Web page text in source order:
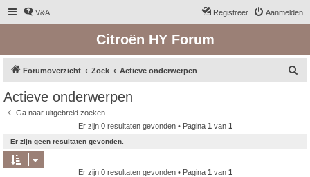
V&A Aanmelden
Registreer
Citroën HY Forum
Forumoverzicht Zoek Actieve onderwerpen
Actieve onderwerpen
Ga naar uitgebreid zoeken
Er zijn 0 resultaten gevonden • Pagina 1 van 1
Er zijn geen resultaten gevonden.
Er zijn 0 resultaten gevonden • Pagina 1 van 1